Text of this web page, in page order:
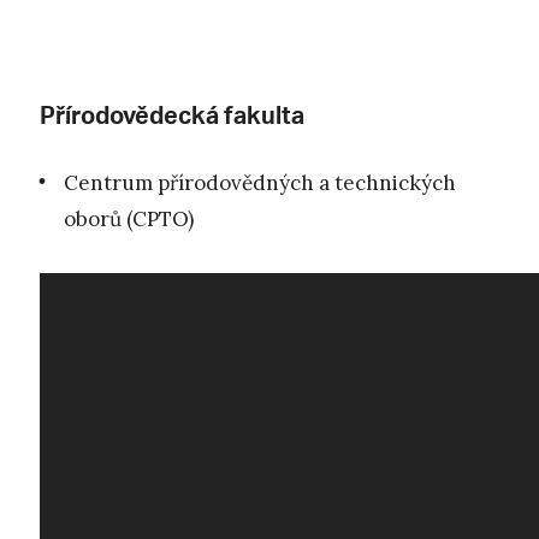
Přírodovědecká fakulta
Centrum přírodovědných a technických
oborů (CPTO)